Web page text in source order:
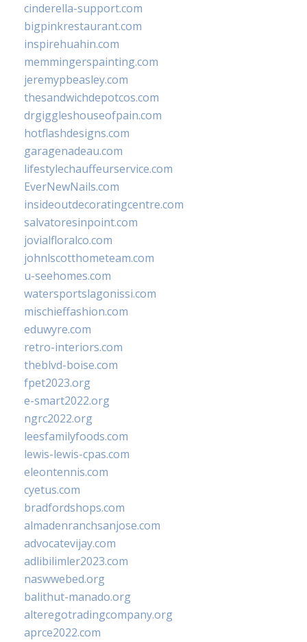
cinderella-support.com
bigpinkrestaurant.com
inspirehuahin.com
memmingerspainting.com
jeremypbeasley.com
thesandwichdepotcos.com
drgiggleshouseofpain.com
hotflashdesigns.com
garagenadeau.com
lifestylechauffeurservice.com
EverNewNails.com
insideoutdecoratingcentre.com
salvatoresinpoint.com
jovialfloralco.com
johnlscotthometeam.com
u-seehomes.com
watersportslagonissi.com
mischieffashion.com
eduwyre.com
retro-interiors.com
theblvd-boise.com
fpet2023.org
e-smart2022.org
ngrc2022.org
leesfamilyfoods.com
lewis-lewis-cpas.com
eleontennis.com
cyetus.com
bradfordshops.com
almadenranchsanjose.com
advocatevijay.com
adlibilimler2023.com
naswwebed.org
balithut-manado.org
alteregotradingcompany.org
aprce2022.com